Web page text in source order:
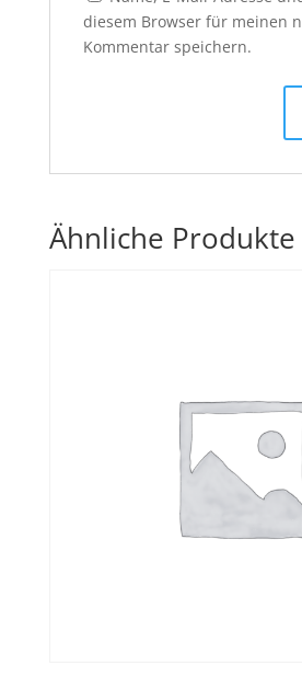
diesem Browser für meinen
Kommentar speichern.
Ähnliche Produkte